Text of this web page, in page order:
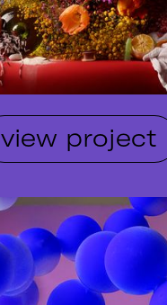
view project